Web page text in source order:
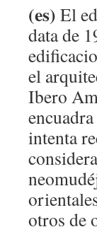
(es) El
data de
el
Ibero
intenta
otros de